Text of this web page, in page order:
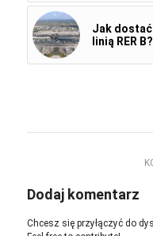
Jak dostać
linią RER B?
Dodaj komentarz
Chcesz się przyłączyć do